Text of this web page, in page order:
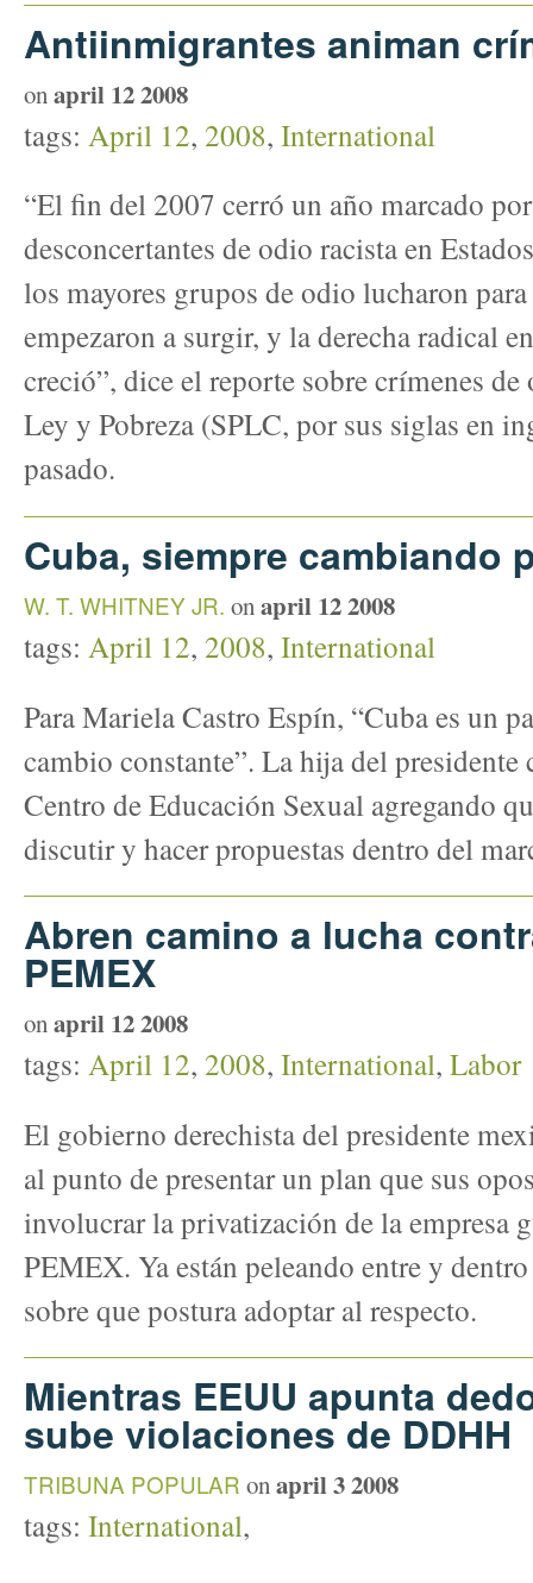
Antiinmigrantes animan
onapril 12 2008
tags: April 12, 2008, International
“El fin del 2007 cerró un año marcado
desconcertantes de odio racista en
los mayores grupos de odio lucharon
empezaron a surgir, y la derecha radical
creció”, dice el reporte sobre crímenes
Ley y Pobreza (SPLC, por sus siglas en
pasado.
Cuba, siempre cambiando
W. T. WHITNEY JR. onapril 12 2008
tags: April 12, 2008, International
Para Mariela Castro Espín, “Cuba es un
cambio constante”. La hija del
Centro de Educación Sexual agregando
discutir y hacer propuestas dentro del
Abren camino a lucha
PEMEX
onapril 12 2008
tags: April 12, 2008, International, Labor
El gobierno derechista del presidente
al punto de presentar un plan que sus
involucrar la privatización de la empresa
PEMEX. Ya están peleando entre y
sobre que postura adoptar al respecto.
Mientras EEUU apunta
sube violaciones de DDHH
TRIBUNA POPULAR onapril 3 2008
tags: International,